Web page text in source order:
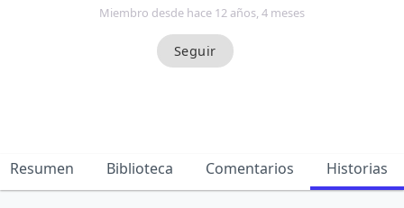
Miembro desde hace 12 años, 4 meses
Resumen Biblioteca Comentarios Historias